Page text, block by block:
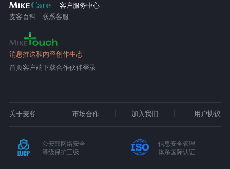
客户服务中心
麦客百科
联系客服
消息推送和内容创作生态
首页客户端下载合作伙伴登录
关于麦客 市场合作 加入我们 用户协议
公安部网络安全
等级保护三级
信息安全管理
体系国际认证